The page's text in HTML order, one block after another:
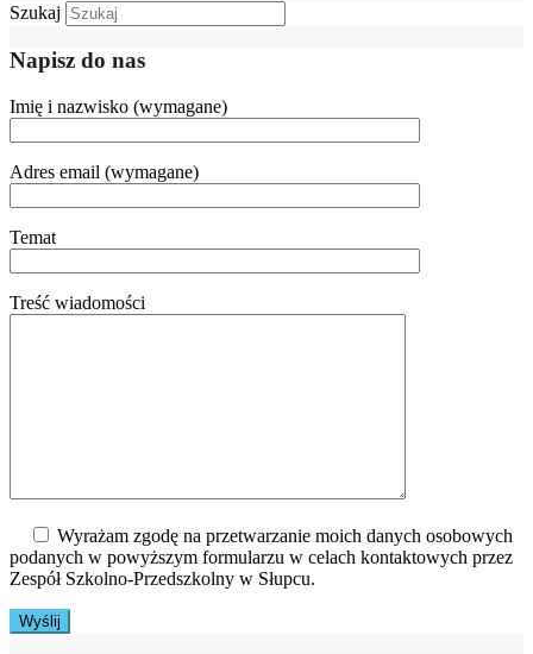
Szukaj
Napisz do nas
Imię i nazwisko (wymagane)
Adres email (wymagane)
Temat
Treść wiadomości
Wyrażam zgodę na przetwarzanie moich danych osobowych
podanych w powyższym formularzu w celach kontaktowych przez
Zespół Szkolno-Przedszkolny w Słupcu.